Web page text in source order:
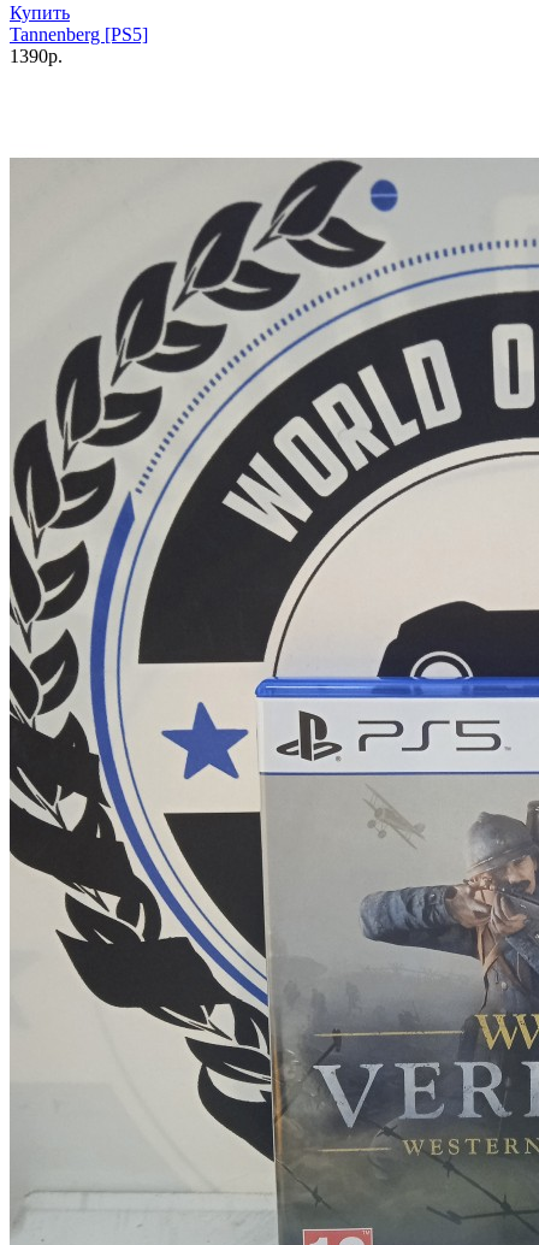
Купить
Tannenberg [PS5]
1390р.